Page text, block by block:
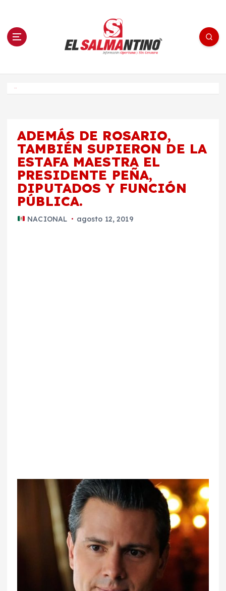
n El Salmantino - medios/noticias/editorial
ADEMÁS DE ROSARIO,
TAMBIÉN SUPIERON DE LA
ESTAFA MAESTRA EL
PRESIDENTE PEÑA,
DIPUTADOS Y FUNCIÓN
PÚBLICA.
NACIONAL agosto 12, 2019